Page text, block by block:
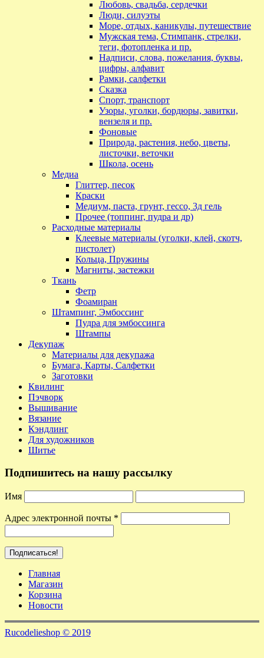
Любовь, свадьба, сердечки
Люди, силуэты
Море, отдых, каникулы, путешествие
Мужская тема, Стимпанк, стрелки,
теги, фотопленка и пр.
Надписи, слова, пожелания, буквы,
цифры, алфавит
Рамки, салфетки
Сказка
Спорт, транспорт
Узоры, уголки, бордюры, завитки,
вензеля и пр.
Фоновые
Природа, растения, небо, цветы,
листочки, веточки
Школа, осень
Медиа
Глиттер, песок
Краски
Медиум, паста, грунт, гессо, 3д гель
Прочее (топпинг, пудра и др)
Расходные материалы
Клеевые материалы (уголки, клей, скотч,
пистолет)
Кольца, Пружины
Магниты, застежки
Ткань
Фетр
Фоамиран
Штампинг, Эмбоссинг
Пудра для эмбоссинга
Штампы
Декупаж
Материалы для декупажа
Бумага, Карты, Салфетки
Заготовки
Квилинг
Пэчворк
Вышивание
Вязание
Кэндлинг
Для художников
Шитье
Подпишитесь на нашу рассылку
Имя
Адрес электронной почты *
Главная
Магазин
Корзина
Новости
Rucodelieshop © 2019